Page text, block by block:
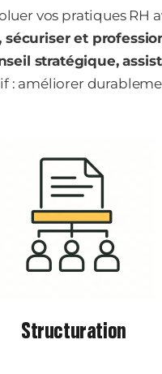
vos pratiques RH
sécuriser et
stratégique,
: améliorer
Structuration